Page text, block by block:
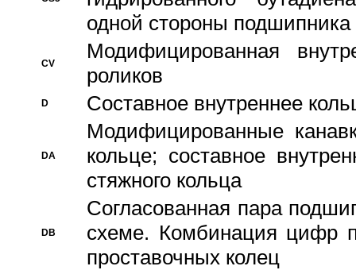
одной стороны подшипника
CV
Модифицированная
роликов
D Составное внутреннее
DA
Модифицированные
кольце; составное
стяжного кольца
DB
Согласованная пара
схеме. Комбинация цифр
проставочных колец